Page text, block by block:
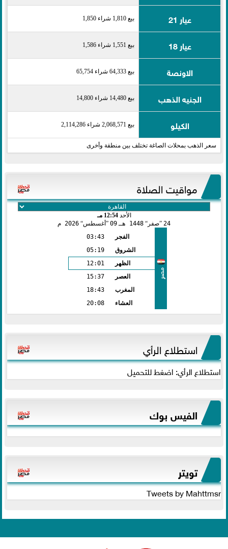
عيار 21 بيع 1,810 شراء 1,850
عيار 18 بيع 1,551 شراء 1,586
الاونصة بيع 64,333 شراء 65,754
الجنيه الذهب بيع 14,480 شراء 14,800
الكيلو بيع 2,068,571 شراء 2,114,286
سعر الذهب بمحلات الصاغة تختلف بين منطقة وأخرى
مواقيت الصلاة
الأحد12:54 مـ
24
صفر 1448 هـ 09 أغسطس 2026 م
مصر
الفجر
03:43
الشروق
05:19
الظهر
12:01
العصر
15:37
المغرب
18:43
العشاء
20:08
استطلاع الرأي
استطلاع الرأي: اضغط للتحميل
الفيس بوك
تويتر
Tweets by Mahttmsr